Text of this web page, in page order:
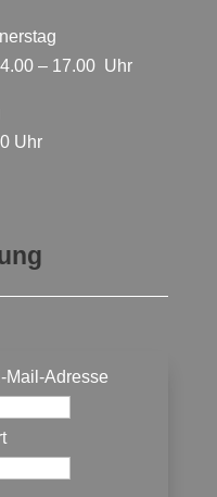
– 17.00 Uhr
Uhr
Mail-Adresse